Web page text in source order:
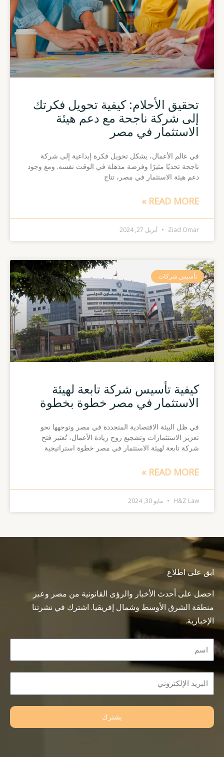
تحقيق الأحلام: كيفية تحويل فكرتك
إلى شركة ناجحة مع دعم هيئة
الاستثمار في مصر
في عالم الأعمال، يشكل تحويل فكرة إبداعية إلى شركة
ناجحة تحديًا مثيرًا وفرصة مذهلة في الوقت نفسه. ومع وجود
دعم هيئة الاستثمار في مصر، تتاح
READ MORE »
Ziad Omar أبريل 27, 2024
تأسيس شركات
كيفية تأسيس شركة تابعة لهيئة
الاستثمار في مصر خطوة بخطوة
في ظل البيئة الاقتصادية المتجددة في مصر وتوجهها نحو
تعزيز الاستثمارات وتشجيع روح ريادة الأعمال، تُعتبر فتح
شركة تابعة لهيئة الاستثمار في مصر خطوة استراتيجية
READ MORE »
H&Z Law مايو 30, 2024
ابق على اطلاع
احصل على أحدث الأخبار والرؤى القانونية من مصر وعبر
منطقة الشرق الأوسط وشمال إفريقيا. اشترك في نشرتنا
الإخبارية.
Name
Email
يشترك